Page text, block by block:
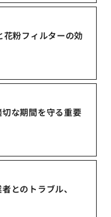
粉フィルターの効
な期間を守る重要
とのトラブル、